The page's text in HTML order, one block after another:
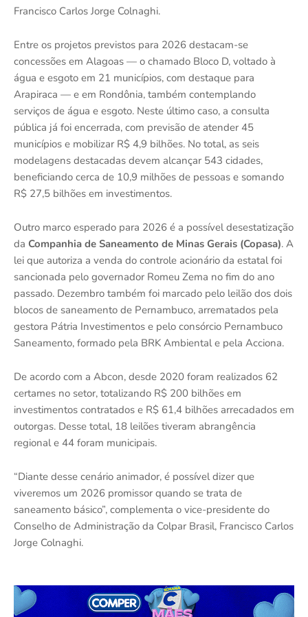
Francisco Carlos Jorge Colnaghi.
Entre os projetos previstos para 2026 destacam-se
concessões em Alagoas — o chamado Bloco D, voltado à
água e esgoto em 21 municípios, com destaque para
Arapiraca — e em Rondônia, também contemplando
serviços de água e esgoto. Neste último caso, a consulta
pública já foi encerrada, com previsão de atender 45
municípios e mobilizar R$ 4,9 bilhões. No total, as seis
modelagens destacadas devem alcançar 543 cidades,
beneficiando cerca de 10,9 milhões de pessoas e somando
R$ 27,5 bilhões em investimentos.
Outro marco esperado para 2026 é a possível desestatização
da Companhia de Saneamento de Minas Gerais (Copasa). A
lei que autoriza a venda do controle acionário da estatal foi
sancionada pelo governador Romeu Zema no fim do ano
passado. Dezembro também foi marcado pelo leilão dos dois
blocos de saneamento de Pernambuco, arrematados pela
gestora Pátria Investimentos e pelo consórcio Pernambuco
Saneamento, formado pela BRK Ambiental e pela Acciona.
De acordo com a Abcon, desde 2020 foram realizados 62
certames no setor, totalizando R$ 200 bilhões em
investimentos contratados e R$ 61,4 bilhões arrecadados em
outorgas. Desse total, 18 leilões tiveram abrangência
regional e 44 foram municipais.
“Diante desse cenário animador, é possível dizer que
viveremos um 2026 promissor quando se trata de
saneamento básico”, complementa o vice-presidente do
Conselho de Administração da Colpar Brasil, Francisco Carlos
Jorge Colnaghi.